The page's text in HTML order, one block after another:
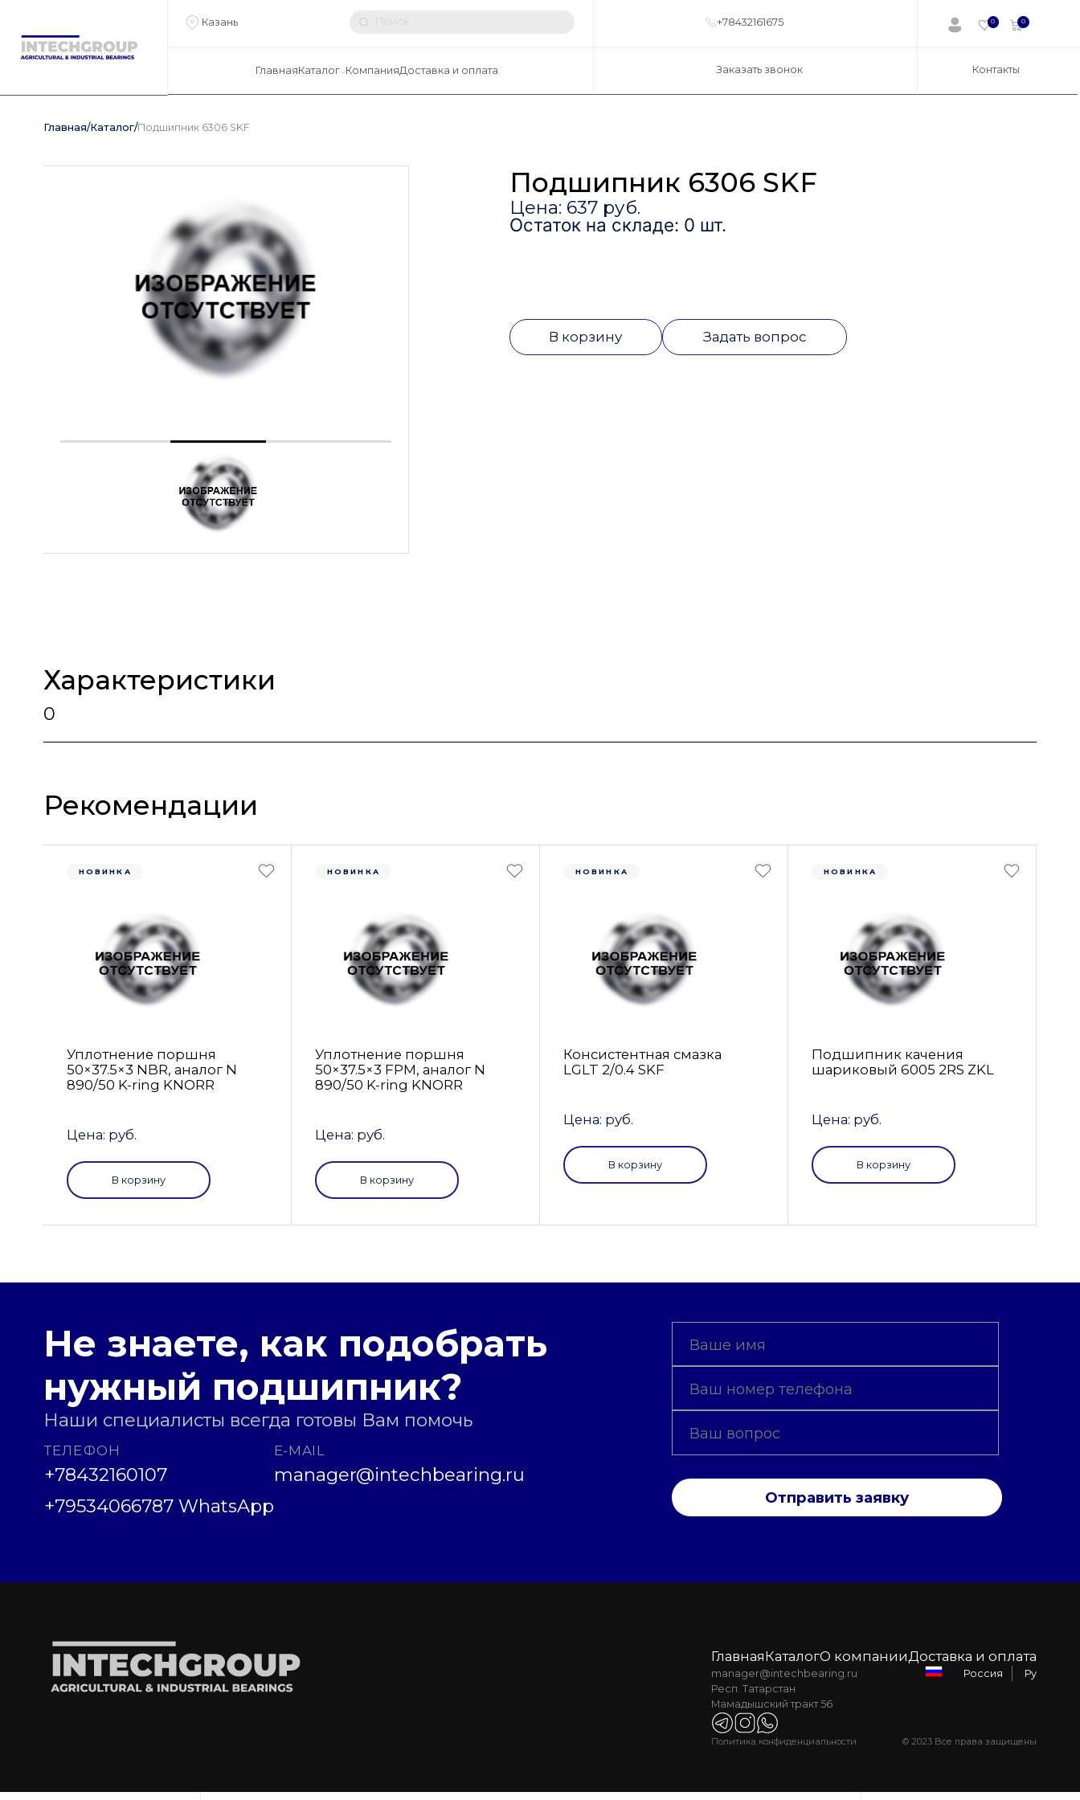
Казань +78432161675 0 0
ГлавнаяКаталог КомпанияДоставка и оплата Заказать звонок Контакты
Главная/Каталог/Подшипник 6306 SKF
Подшипник 6306 SKF
Цена: 637 руб.
Остаток на складе: 0 шт.
В корзину Задать вопрос
Характеристики
0
Рекомендации
НОВИНКА
Уплотнение поршня
50×37.5×3 NBR, аналог N
890/50 K-ring KNORR
Цена: руб.
В корзину
НОВИНКА
Уплотнение поршня
50×37.5×3 FРM, аналог N
890/50 K-ring KNORR
Цена: руб.
В корзину
НОВИНКА
Консистентная смазка
LGLT 2/0.4 SKF
Цена: руб.
В корзину
НОВИНКА
Подшипник качения
шариковый 6005 2RS ZKL
Цена: руб.
В корзину
Не знаете, как подобрать
нужный подшипник?
Наши специалисты всегда готовы Вам помочь
ТЕЛЕФОН
+78432160107
+79534066787 WhatsApp
E-MAIL
manager@intechbearing.ru
Отправить заявку
ГлавнаяКаталогО компанииДоставка и оплата
manager@intechbearing.ru
Респ. Татарстан
Мамадышский тракт 56
Россия Ру
Политика конфиденциальности © 2023 Все права защищены